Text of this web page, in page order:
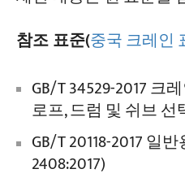
참조 표준(중국 크레인
GB/T 34529-2017 크
로프, 드럼 및 쉬브 선
GB/T 20118-2017 일
2408:2017)